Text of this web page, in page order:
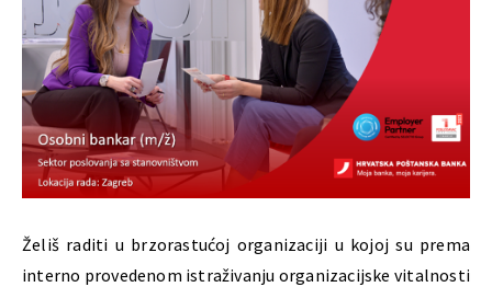
Želiš raditi u brzorastućoj organizaciji u kojoj su prema
interno provedenom istraživanju organizacijske vitalnosti